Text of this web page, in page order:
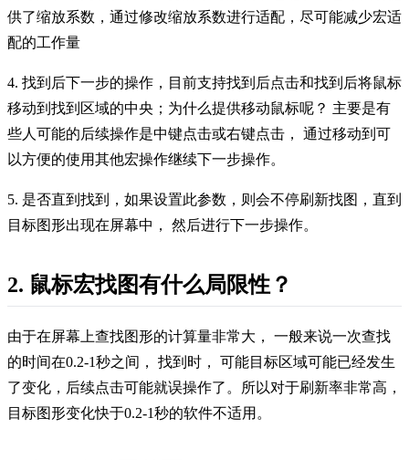
供了缩放系数，通过修改缩放系数进行适配，尽可能减少宏适
配的工作量
4. 找到后下一步的操作，目前支持找到后点击和找到后将鼠标
移动到找到区域的中央；为什么提供移动鼠标呢？ 主要是有
些人可能的后续操作是中键点击或右键点击，
通过移动到可
以方便的使用其他宏操作继续下一步操作。
5. 是否直到找到，如果设置此参数，则会不停刷新找图，直到
目标图形出现在屏幕中，
然后进行下一步操作。
2. 鼠标宏找图有什么局限性？
由于在屏幕上查找图形的计算量非常大，
一般来说一次查找
的时间在0.2-1秒之间， 找到时， 可能目标区域可能已经发生
了变化，后续点击可能就误操作了。所以对于刷新率非常高，
目标图形变化快于0.2-1秒的软件不适用。